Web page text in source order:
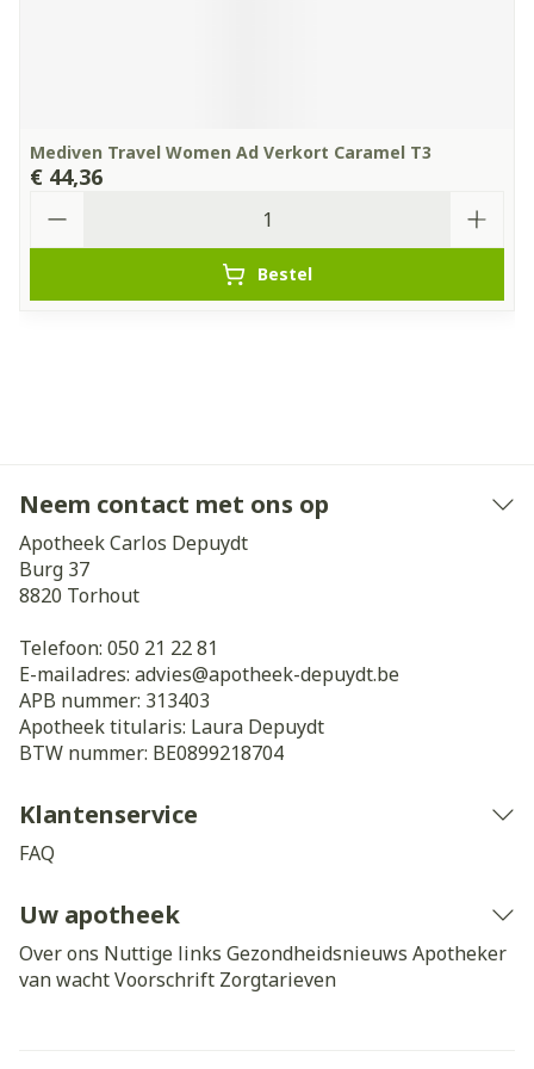
Mediven Travel Women Ad Verkort Caramel T3
€ 44,36
Bestel
Neem contact met ons op
Apotheek Carlos Depuydt
Burg 37
8820 Torhout
Telefoon: 050 21 22 81
E-mailadres: advies@apotheek-depuydt.be
APB nummer: 313403
Apotheek titularis: Laura Depuydt
BTW nummer: BE0899218704
Klantenservice
FAQ
Uw apotheek
Over ons Nuttige links Gezondheidsnieuws Apotheker
van wachtVoorschrift Zorgtarieven